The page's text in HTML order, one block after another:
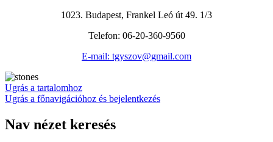
1023. Budapest, Frankel Leó út 49. 1/3
Telefon: 06-20-360-9560
E-mail: tgyszov@gmail.com
Ugrás a tartalomhoz
Ugrás a főnavigációhoz és bejelentkezés
Nav nézet keresés